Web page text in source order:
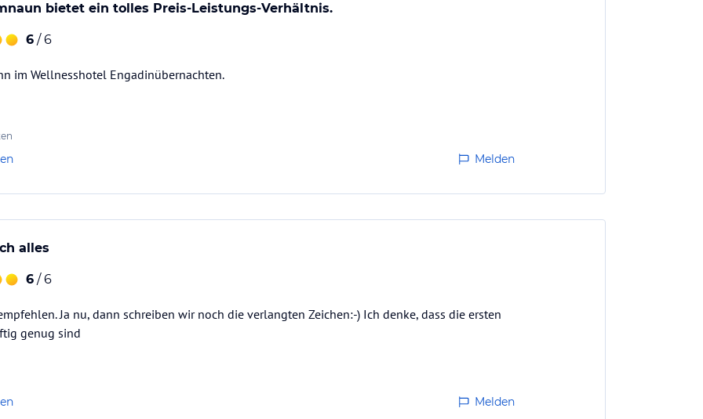
bietet ein tolles Preis-Leistungs-Verhältnis.
6 / 6
im Wellnesshotel Engadinübernachten.
Melden
alles
6 / 6
Ja nu, dann schreiben wir noch die verlangten Zeichen:-) Ich denke, dass die ersten
genug sind
Melden